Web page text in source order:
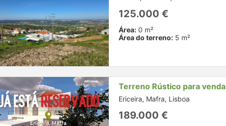
125.000 €
Área: 0 m²
Área do terreno: 5 m²
Terreno Rústico para venda
Ericeira, Mafra, Lisboa
189.000 €